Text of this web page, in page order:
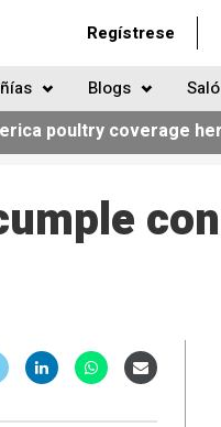
Regístrese
Blogs
poultry coverage